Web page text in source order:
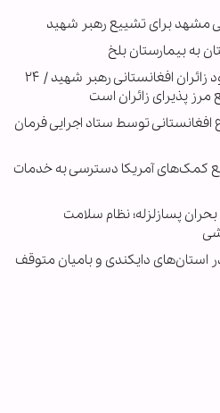
مشهد برای تشییع رهبر شهید
آمادگی کامل تایباد برای ورود زائران افغانستانی رهبر شهید / ۲۴
پذیرای زائران است
اتباع افغانستانی توسط ستاد اجرایی فرمان
کمک‌های آمریکا دسترسی به خدمات
و بحران پسازلزله؛ نظام سلامت
در استان‌های دایکندی و بامیان متوقف